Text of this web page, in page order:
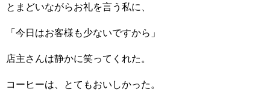
とまどいながらお礼を言う私に、
「今日はお客様も少ないですから」
店主さんは静かに笑ってくれた。
コーヒーは、とてもおいしかった。